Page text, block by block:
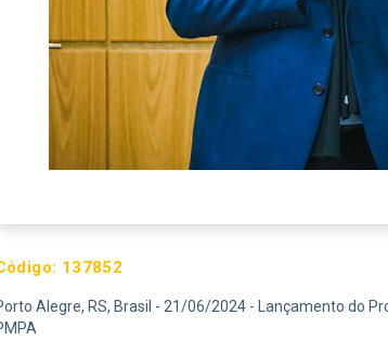
137852
Alegre, RS, Brasil - 21/06/2024 - Lançamento do